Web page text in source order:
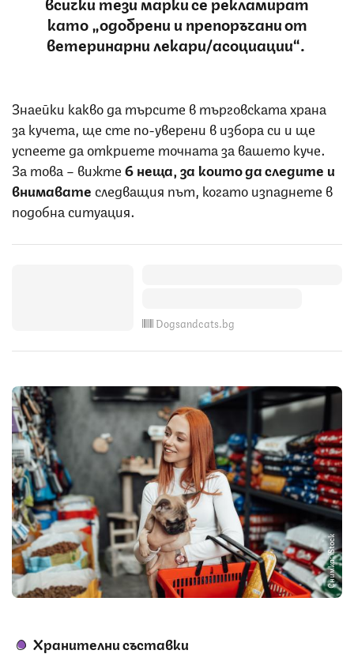
като „одобрени и препоръчани от
ветеринарни лекари/асоциации“.
Знаейки какво да търсите в търговската храна
за кучета, ще сте по-уверени в избора си и ще
успеете да откриете точната за вашето куче.
За това – вижте6 неща, за които да следите и
внимаватеследващия път, когато изпаднете в
подобна ситуация.
Dogsandcats.bg
Снимка: iStock
Хранителни съставки